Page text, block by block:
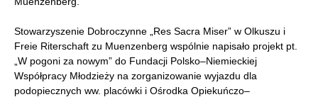
Stowarzyszenie Dobroczynne „Res Sacra Miser” w Olkuszu i
Freie Riterschaft zu Muenzenberg wspólnie napisało projekt pt.
„W pogoni za nowym” do Fundacji Polsko–Niemieckiej
Współpracy Młodzieży na zorganizowanie wyjazdu dla
podopiecznych ww. placówki i Ośrodka Opiekuńczo–